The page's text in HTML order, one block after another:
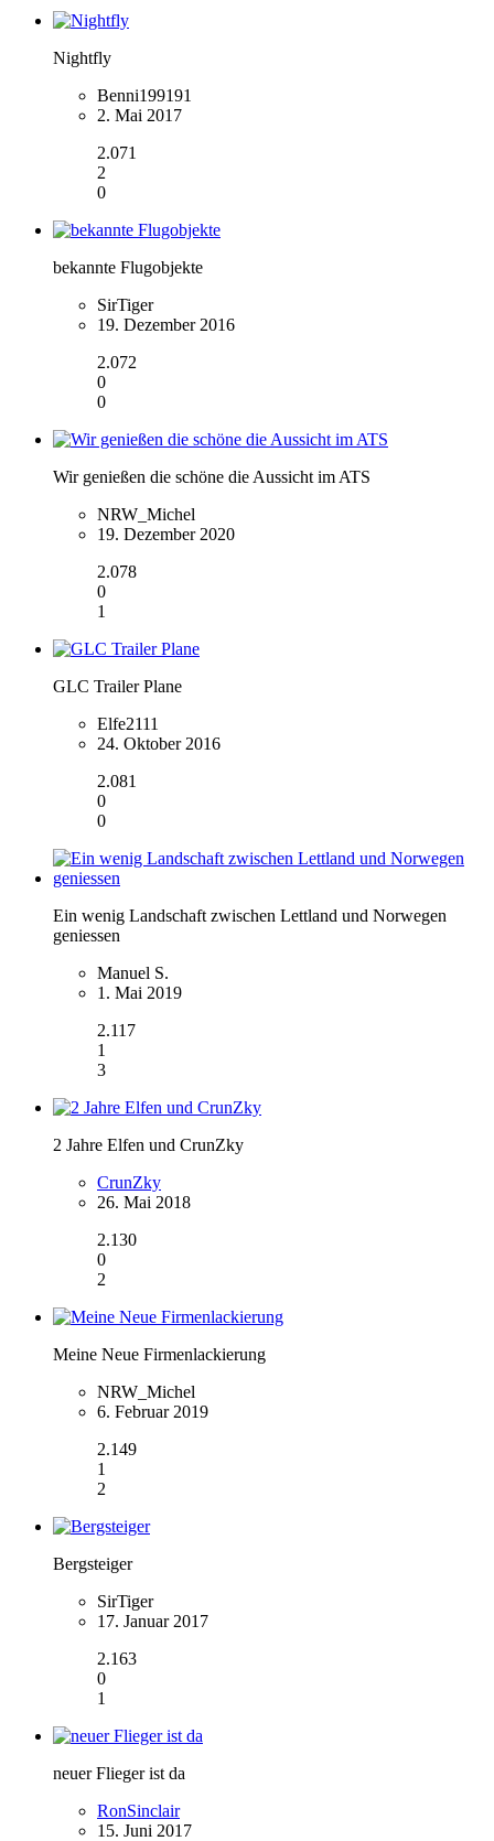
Nightfly
Benni199191
2. Mai 2017
2.071
2
0
bekannte Flugobjekte
SirTiger
19. Dezember 2016
2.072
0
0
Wir genießen die schöne die Aussicht im ATS
NRW_Michel
19. Dezember 2020
2.078
0
1
GLC Trailer Plane
Elfe2111
24. Oktober 2016
2.081
0
0
Ein wenig Landschaft zwischen Lettland und Norwegen
geniessen
Manuel S.
1. Mai 2019
2.117
1
3
2 Jahre Elfen und CrunZky
CrunZky
26. Mai 2018
2.130
0
2
Meine Neue Firmenlackierung
NRW_Michel
6. Februar 2019
2.149
1
2
Bergsteiger
SirTiger
17. Januar 2017
2.163
0
1
neuer Flieger ist da
RonSinclair
15. Juni 2017